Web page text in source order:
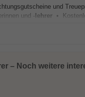
und
und -lehrer •
– Noch weitere